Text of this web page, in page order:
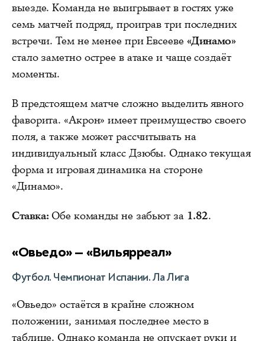
выезде. Команда не выигрывает в гостях уже
семь матчей подряд, проиграв три последних
встречи. Тем не менее при Евсееве «Динамо»
стало заметно острее в атаке и чаще создаёт
моменты.
В предстоящем матче сложно выделить явного
фаворита. «Акрон» имеет преимущество своего
поля, а также может рассчитывать на
индивидуальный класс Дзюбы. Однако текущая
форма и игровая динамика на стороне
«Динамо».
Ставка: Обе команды не забьют за 1.82.
«Овьедо» — «Вильярреал»
Футбол. Чемпионат Испании. Ла Лига
«Овьедо» остаётся в крайне сложном
положении, занимая последнее место в
таблице. Однако команда не опускает руки и